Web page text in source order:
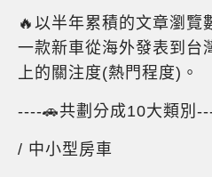
🔥以半年累積的文章瀏覽
一款新車從海外發表到台
上的關注度(熱門程度)。
----🚗共劃分成10大類別
/ 中小型房車